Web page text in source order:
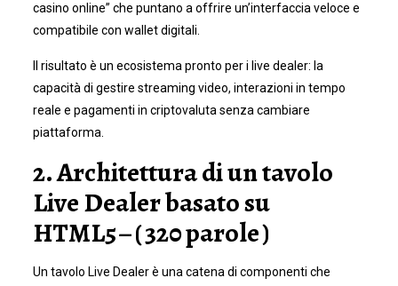
casino online” che puntano a offrire un’interfaccia veloce e
compatibile con wallet digitali.
Il risultato è un ecosistema pronto per i live dealer: la
capacità di gestire streaming video, interazioni in tempo
reale e pagamenti in criptovaluta senza cambiare
piattaforma.
2. Architettura di un tavolo
Live Dealer basato su
HTML5 – ( 320 parole )
Un tavolo Live Dealer è una catena di componenti che